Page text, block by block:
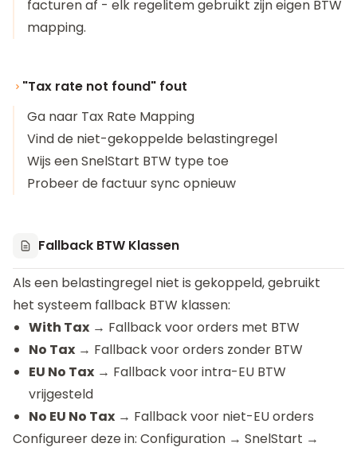
facturen af - elk regelitem gebruikt zijn eigen BTW
mapping.
"Tax rate not found" fout
Ga naar Tax Rate Mapping
Vind de niet-gekoppelde belastingregel
Wijs een SnelStart BTW type toe
Probeer de factuur sync opnieuw
Fallback BTW Klassen
Als een belastingregel niet is gekoppeld, gebruikt
het systeem fallback BTW klassen:
With Tax → Fallback voor orders met BTW
No Tax → Fallback voor orders zonder BTW
EU No Tax → Fallback voor intra-EU BTW
vrijgesteld
No EU No Tax → Fallback voor niet-EU orders
Configureer deze in: Configuration → SnelStart →